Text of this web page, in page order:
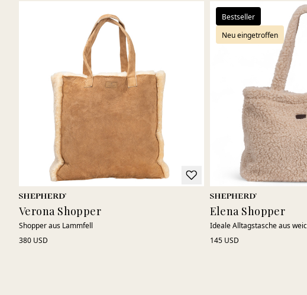
Verona Shopper
Shopper aus Lammfell
380 USD
Bestseller
Neu eingetroffen
Elena Shopper
Ideale Alltagstasche aus
145 USD